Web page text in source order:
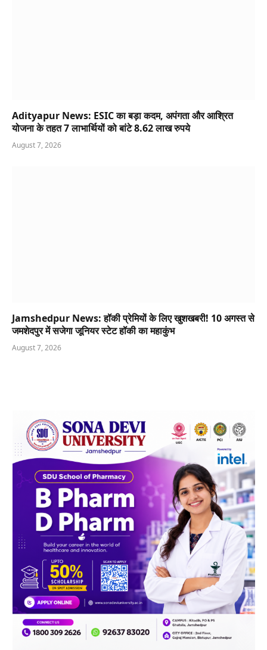
Adityapur News: ESIC का बड़ा कदम, अपंगता और आश्रित
योजना के तहत 7 लाभार्थियों को बांटे 8.62 लाख रुपये
August 7, 2026
Jamshedpur News: हॉकी प्रेमियों के लिए खुशखबरी! 10 अगस्त से
जमशेदपुर में सजेगा जूनियर स्टेट हॉकी का महाकुंभ
August 7, 2026